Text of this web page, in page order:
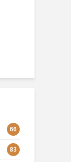
66
83